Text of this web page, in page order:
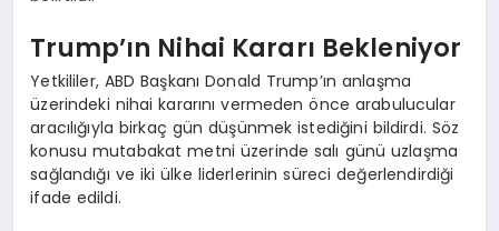
Trump’ın Nihai Kararı Bekleniyor
Yetkililer, ABD Başkanı Donald Trump’ın anlaşma
üzerindeki nihai kararını vermeden önce arabulucular
aracılığıyla birkaç gün düşünmek istediğini bildirdi. Söz
konusu mutabakat metni üzerinde salı günü uzlaşma
sağlandığı ve iki ülke liderlerinin süreci değerlendirdiği
ifade edildi.